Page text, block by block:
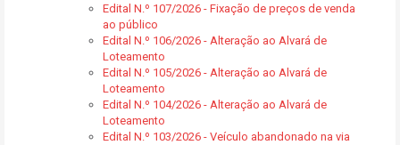
Edital N.º 107/2026 - Fixação de preços de venda
ao público
Edital N.º 106/2026 - Alteração ao Alvará de
Loteamento
Edital N.º 105/2026 - Alteração ao Alvará de
Loteamento
Edital N.º 104/2026 - Alteração ao Alvará de
Loteamento
Edital N.º 103/2026 - Veículo abandonado na via